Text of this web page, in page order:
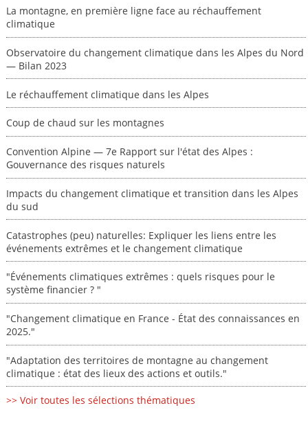
La montagne, en première ligne face au réchauffement
climatique
Observatoire du changement climatique dans les Alpes du Nord
— Bilan 2023
Le réchauffement climatique dans les Alpes
Coup de chaud sur les montagnes
Convention Alpine — 7e Rapport sur l'état des Alpes :
Gouvernance des risques naturels
Impacts du changement climatique et transition dans les Alpes
du sud
Catastrophes (peu) naturelles: Expliquer les liens entre les
événements extrêmes et le changement climatique
"Événements climatiques extrêmes : quels risques pour le
système financier ? "
"Changement climatique en France - État des connaissances en
2025."
"Adaptation des territoires de montagne au changement
climatique : état des lieux des actions et outils."
>> Voir toutes les sélections thématiques